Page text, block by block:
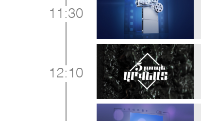
11:30
12:10